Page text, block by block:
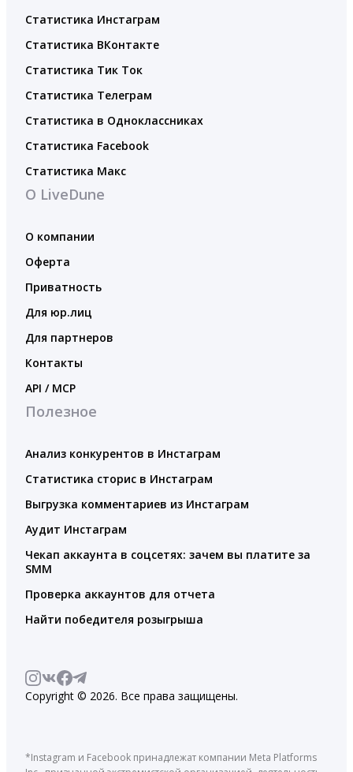
Статистика Инстаграм
Статистика ВКонтакте
Статистика Тик Ток
Статистика Телеграм
Статистика в Одноклассниках
Статистика Facebook
Статистика Макс
О LiveDune
О компании
Оферта
Приватность
Для юр.лиц
Для партнеров
Контакты
API / MCP
Полезное
Анализ конкурентов в Инстаграм
Статистика сторис в Инстаграм
Выгрузка комментариев из Инстаграм
Аудит Инстаграм
Чекап аккаунта в соцсетях: зачем вы платите за
SMM
Проверка аккаунтов для отчета
Найти победителя розыгрыша
Copyright © 2026. Все права защищены.
*Instagram и Facebook принадлежат компании Meta Platforms